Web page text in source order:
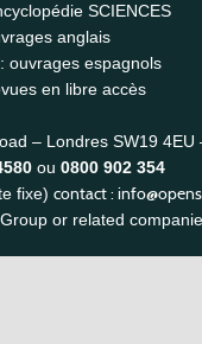
SCIENCES
anglais
ouvrages espagnols
en libre accès
– Londres SW19
ou 0800 902 354
fixe) contact :
or related